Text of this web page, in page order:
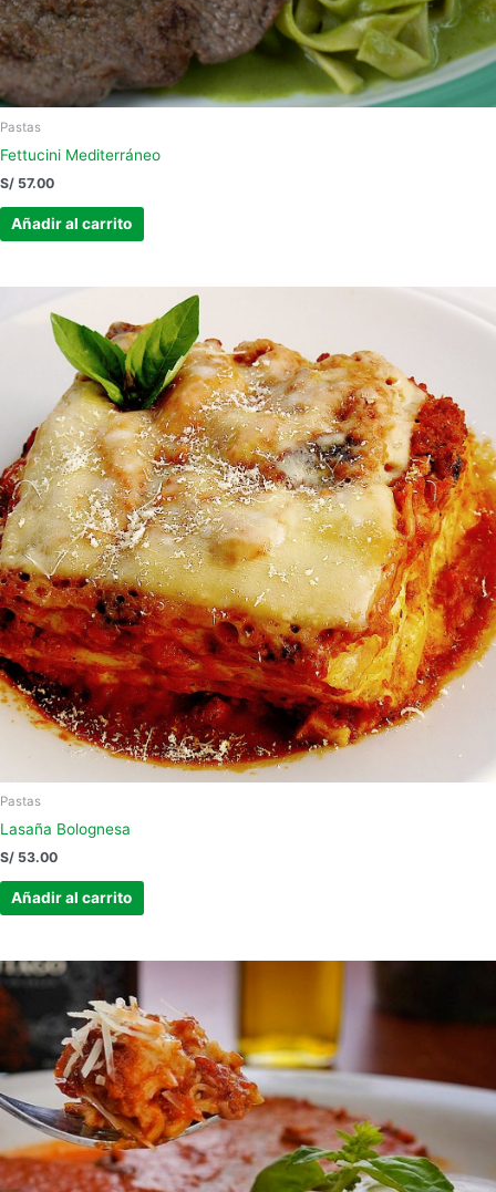
Pastas
Fettucini Mediterráneo
S/ 57.00
Añadir al carrito
Pastas
Lasaña Bolognesa
S/ 53.00
Añadir al carrito